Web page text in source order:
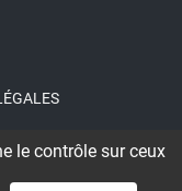
le contrôle sur ceux